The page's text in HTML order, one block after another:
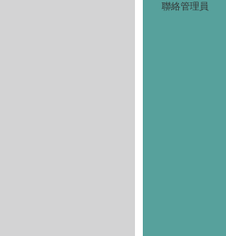
聯絡管理員